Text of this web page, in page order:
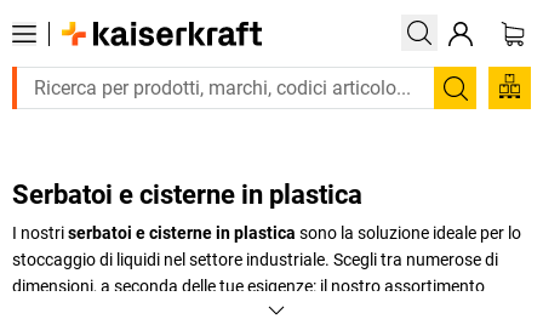
Cerca
Serbatoi e cisterne in plastica
I nostriserbatoi e cisterne in plastica sono la soluzione ideale per lo
stoccaggio di liquidi nel settore industriale. Scegli tra numerose di
dimensioni, a seconda delle tue esigenze: il nostro assortimento
comprende sia serbatoi salvaspazio compatti, che serbatoi di grandi